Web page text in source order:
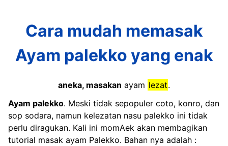
Cara mudah memasak
Ayam palekko yang enak
aneka, masakan ayam lezat.
Ayam palekko. Meski tidak sepopuler coto, konro, dan
sop sodara, namun kelezatan nasu palekko ini tidak
perlu diragukan. Kali ini momAek akan membagikan
tutorial masak ayam Palekko. Bahan nya adalah :